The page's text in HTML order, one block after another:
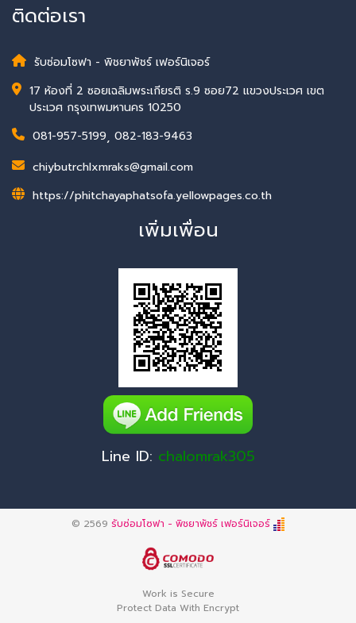
ติดต่อเรา
รับซ่อมโซฟา - พิชยาพัชร์ เฟอร์นิเจอร์
17 ห้องที่ 2 ซอยเฉลิมพระเกียรติ ร.9 ซอย72 แขวงประเวศ เขต
ประเวศ กรุงเทพมหานคร 10250
081-957-5199, 082-183-9463
chiybutrchlxmraks@gmail.com
https://phitchayaphatsofa.yellowpages.co.th
เพิ่มเพื่อน
Line ID: chalomrak305
© 2569 รับซ่อมโซฟา - พิชยาพัชร์ เฟอร์นิเจอร์
Work is Secure
Protect Data With Encrypt